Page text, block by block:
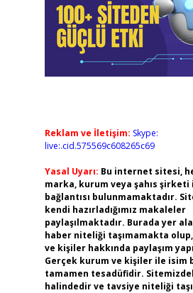
Reklam ve İletişim: Skype:
live:.cid.575569c608265c69
Yasal Uyarı: Bu internet sitesi,
marka, kurum veya şahıs
bağlantısı bulunmamaktadır.
kendi hazırladığımız makaleler
paylaşılmaktadır. Burada yer
haber niteliği taşımamakta
ve kişiler hakkında paylaşım
Gerçek kurum ve kişiler ile isim
tamamen tesadüfidir.
halindedir ve tavsiye niteliği